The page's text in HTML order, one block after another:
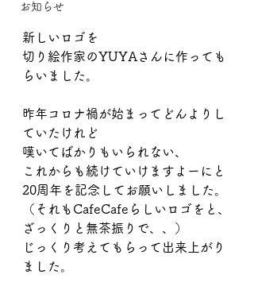
お知らせ
新しいロゴを
切り絵作家のYUYAさんに作っても
らいました。
昨年コロナ禍が始まってどんよりし
ていたけれど
嘆いてばかりもいられない、
これからも続けていけますよーにと
20周年を記念してお願いしました。
（それもCafeCafeらしいロゴをと、
ざっくりと無茶振りで、、）
じっくり考えてもらって出来上がり
ました。